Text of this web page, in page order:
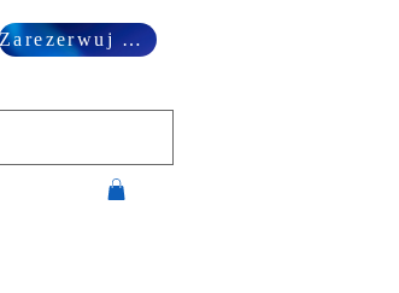
Zarezerwuj wizytę